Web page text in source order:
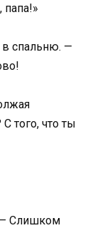
папа!»
спальню. —
того, что ты
— Слишком